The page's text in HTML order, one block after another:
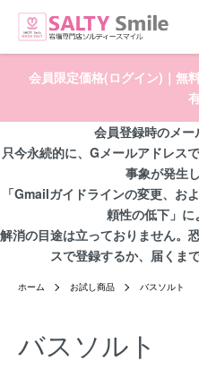
会員限定価格(ログイン) ｜ 無
会員登録時のメ
只今永続的に、Gメールアドレス
事象が発生
「Gmailガイドラインの変更、お
頼性の低下」に
解消の目途は立っておりません。
スで登録するか、届くま
ホーム お試し商品 バスソルト
バスソルト